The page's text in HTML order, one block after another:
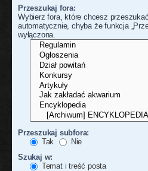
Przeszukaj fora:
Wybierz fora, które chcesz
automatycznie, chyba że funkcja
wyłączona.
Przeszukaj subfora:
Tak
Nie
Szukaj w:
Temat i treść posta